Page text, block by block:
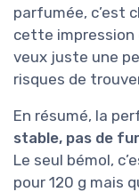
parfumée, c’est
cette impression
veux juste une
risques de
En résumé, la
stable, pas de
Le seul bémol,
pour 120 g mais